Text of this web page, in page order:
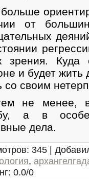
от
зрения.
и будет
со своим
не менее,
а в
дела.
: 345 |
,
: 0.0/0